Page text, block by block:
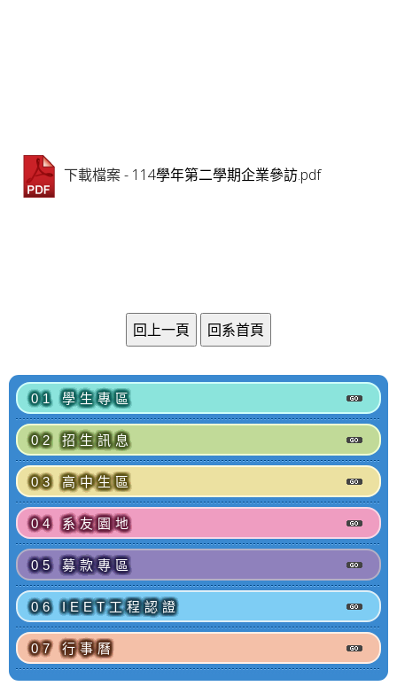
下載檔案 - 114學年第二學期企業參訪.pdf
01 學生專區
02 招生訊息
03 高中生區
04 系友園地
05 募款專區
06 IEET工程認證
07 行事曆